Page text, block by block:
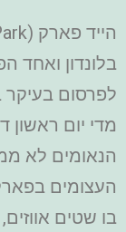
בלונדון ואחד
לפרסום
מדי יום ראשון
הנאומים לא
העצומים
בו שטים